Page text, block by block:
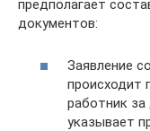
предполагает
документов:
Заявление
происходит
работник за
указывает